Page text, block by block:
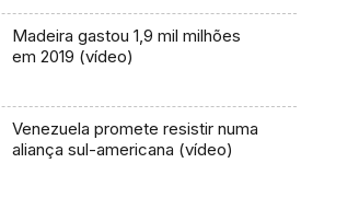
Madeira gastou 1,9 mil milhões
em 2019 (vídeo)
Venezuela promete resistir numa
aliança sul-americana (vídeo)